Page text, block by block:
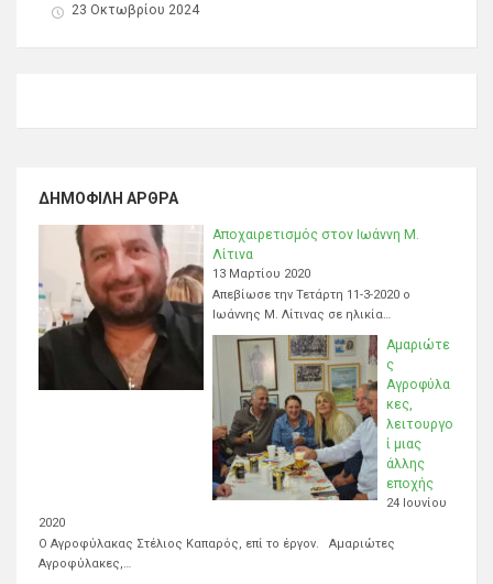
23 Οκτωβρίου 2024
ΔΗΜΟΦΙΛΉ ΆΡΘΡΑ
Αποχαιρετισμός στον Ιωάννη Μ.
Λίτινα
13 Μαρτίου 2020
Απεβίωσε την Τετάρτη 11-3-2020 ο
Ιωάννης Μ. Λίτινας σε ηλικία…
Αμαριώτε
ς
Αγροφύλα
κες,
λειτουργο
ί μιας
άλλης
εποχής
24 Ιουνίου
2020
Ο Αγροφύλακας Στέλιος Καπαρός, επί το έργον. Αμαριώτες
Αγροφύλακες,…